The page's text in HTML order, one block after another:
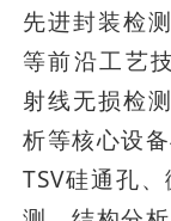
先进封装检
等前沿工艺
射线无损检
析等核心设
TSV硅通孔